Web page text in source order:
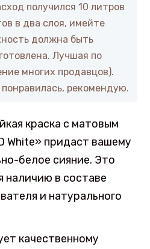
получился 10 литров
в два слоя, имейте
должна быть
Лучшая по
многих продавцов).
рекомендую.
краска с матовым
White» придаст вашему
белое сияние. Это
наличию в составе
и натурального
качественному